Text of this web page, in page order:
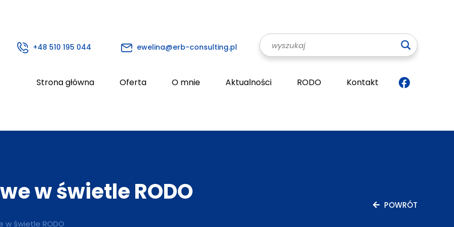
+48 510 195 044 ewelina@erb-consulting.pl
Strona główna Oferta O mnie Aktualności RODO Kontakt
w świetle RODO
świetle RODO
POWRÓT